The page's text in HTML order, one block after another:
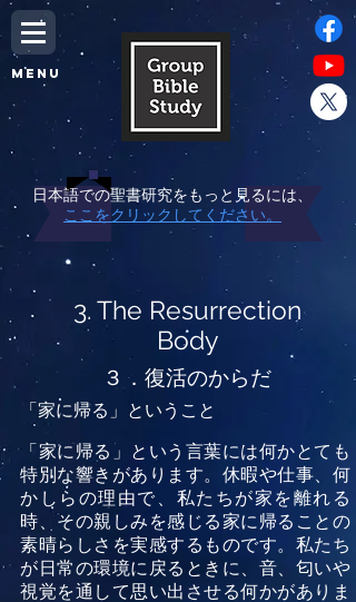
MENU
日本語での聖書研究をもっと見るには、
ここをクリックしてください。
3. The Resurrection
Body
３．復活のからだ
「家に帰る」ということ
「家に帰る」という言葉には何かとても
特別な響きがあります。休暇や仕事、何
かしらの理由で、私たちが家を離れる
時、その親しみを感じる家に帰ることの
素晴らしさを実感するものです。私たち
が日常の環境に戻るときに、音、匂いや
視覚を通して思い出させる何かがありま